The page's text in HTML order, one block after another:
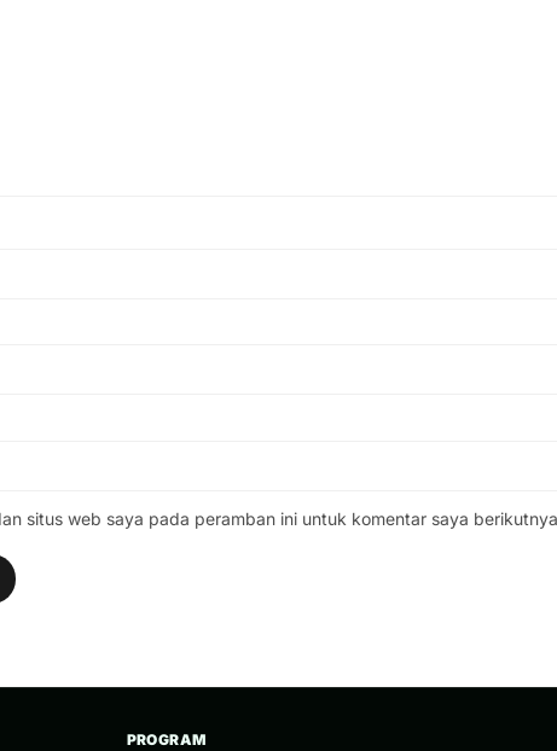
situs web saya pada peramban ini untuk komentar saya
PROGRAM